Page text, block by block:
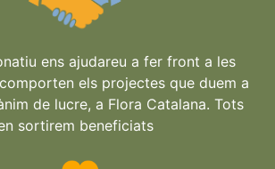
ens ajudareu a fer front a les
els projectes que duem a
de lucre, a Flora Catalana. Tots
sortirem beneficiats